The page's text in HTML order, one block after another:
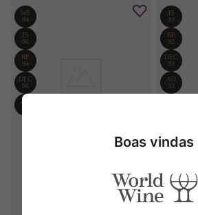
Boas vindas